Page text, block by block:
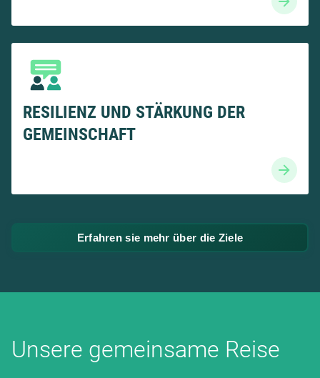
RESILIENZ UND STÄRKUNG DER
GEMEINSCHAFT
Erfahren sie mehr über die Ziele
Unsere gemeinsame Reise